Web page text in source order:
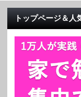
トップページ＆